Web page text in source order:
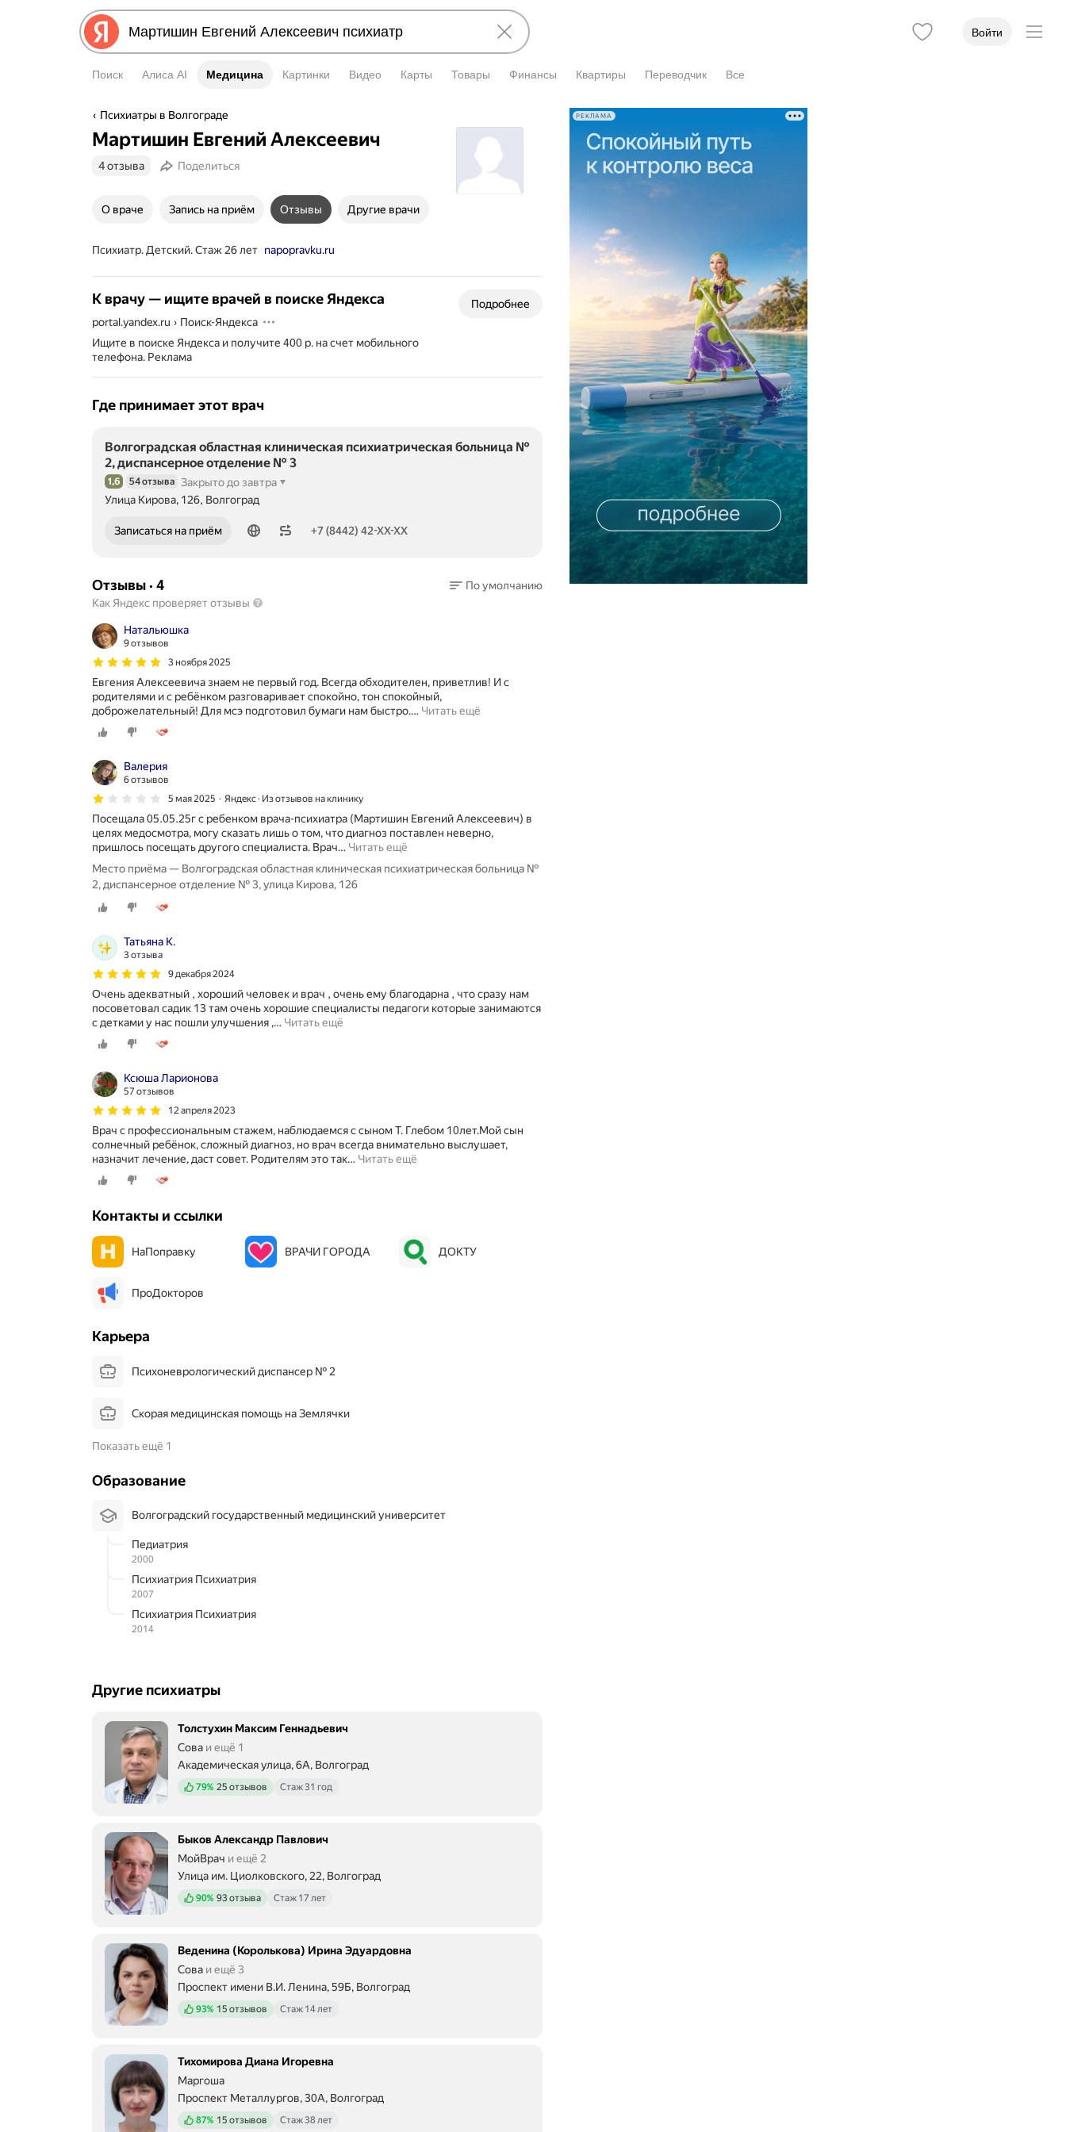
Войти
Поиск Алиса AI Медицина
Медицина Картинки Видео Карты Товары Финансы Квартиры Переводчик Все
Психиатры в Волгограде
Мартишин Евгений Алексеевич
4 отзыва Поделиться
О враче Запись на приём Отзывы Другие врачи
Психиатр. Детский. Стаж 26 лет napopravku.ru
К врачу — ищите врачей в поиске Яндекса
portal.yandex.ru › Поиск-Яндекса
Ищите в поиске Яндекса и получите 400 р. на счет мобильного
телефона. Реклама
Подробнее
Где принимает этот врач
Волгоградская областная клиническая психиатрическая больница №
2, диспансерное отделение № 3
Рейтинг 1,6 из 5
1,6 54 отзыва Закрыто до завтра
Улица Кирова, 126, Волгоград
Записаться на приём
Номер телефона: +78442420113 +7 (8442) 42-XX-XX
Отзывы· 4
Как Яндекс проверяет отзывы
По умолчанию
Натальюшка
9 отзывов
3 ноября 2025
Евгения Алексеевича знаем не первый год. Всегда обходителен, приветлив! И с
родителями и с ребёнком разговаривает спокойно, тон спокойный,
доброжелательный! Для мсэ подготовил бумаги нам быстро.… Читать ещё
Валерия
6 отзывов
5 мая 2025
Яндекс · Из отзывов на клинику
Посещала 05.05.25г с ребенком врача-психиатра (Мартишин Евгений Алексеевич) в
целях медосмотра, могу сказать лишь о том, что диагноз поставлен неверно,
пришлось посещать другого специалиста. Врач… Читать ещё
Место приёма — Волгоградская областная клиническая психиатрическая больница №
2, диспансерное отделение № 3, улица Кирова, 126
Татьяна К.
3 отзыва
9 декабря 2024
Очень адекватный , хороший человек и врач , очень ему благодарна , что сразу нам
посоветовал садик 13 там очень хорошие специалисты педагоги которые занимаются
с детками у нас пошли улучшения ,… Читать ещё
Ксюша Ларионова
57 отзывов
12 апреля 2023
Врач с профессиональным стажем, наблюдаемся с сыном Т. Глебом 10лет.Мой сын
солнечный ребёнок, сложный диагноз, но врач всегда внимательно выслушает,
назначит лечение, даст совет. Родителям это так… Читать ещё
Контакты и ссылки
НаПоправку ВРАЧИ ГОРОДА ДОКТУ
ПроДокторов
Карьера
Психоневрологический диспансер № 2
Скорая медицинская помощь на Землячки
Показать ещё 1
Образование
Волгоградский государственный медицинский университет
Педиатрия
2000
Психиатрия Психиатрия
2007
Психиатрия Психиатрия
2014
Другие психиатры
Толстухин Максим Геннадьевич
Сова и ещё 1
Академическая улица, 6А, Волгоград
Положительных отзывов
79% 25 отзывов Стаж 31 год
Быков Александр Павлович
МойВрач и ещё 2
Улица им. Циолковского, 22, Волгоград
Положительных отзывов
90% 93 отзыва Стаж 17 лет
Веденина (Королькова) Ирина Эдуардовна
Сова и ещё 3
Проспект имени В.И. Ленина, 59Б, Волгоград
Положительных отзывов
93% 15 отзывов Стаж 14 лет
Тихомирова Диана Игоревна
Маргоша
Проспект Металлургов, 30А, Волгоград
Положительных отзывов
87% 15 отзывов Стаж 38 лет
РЕКЛАМА